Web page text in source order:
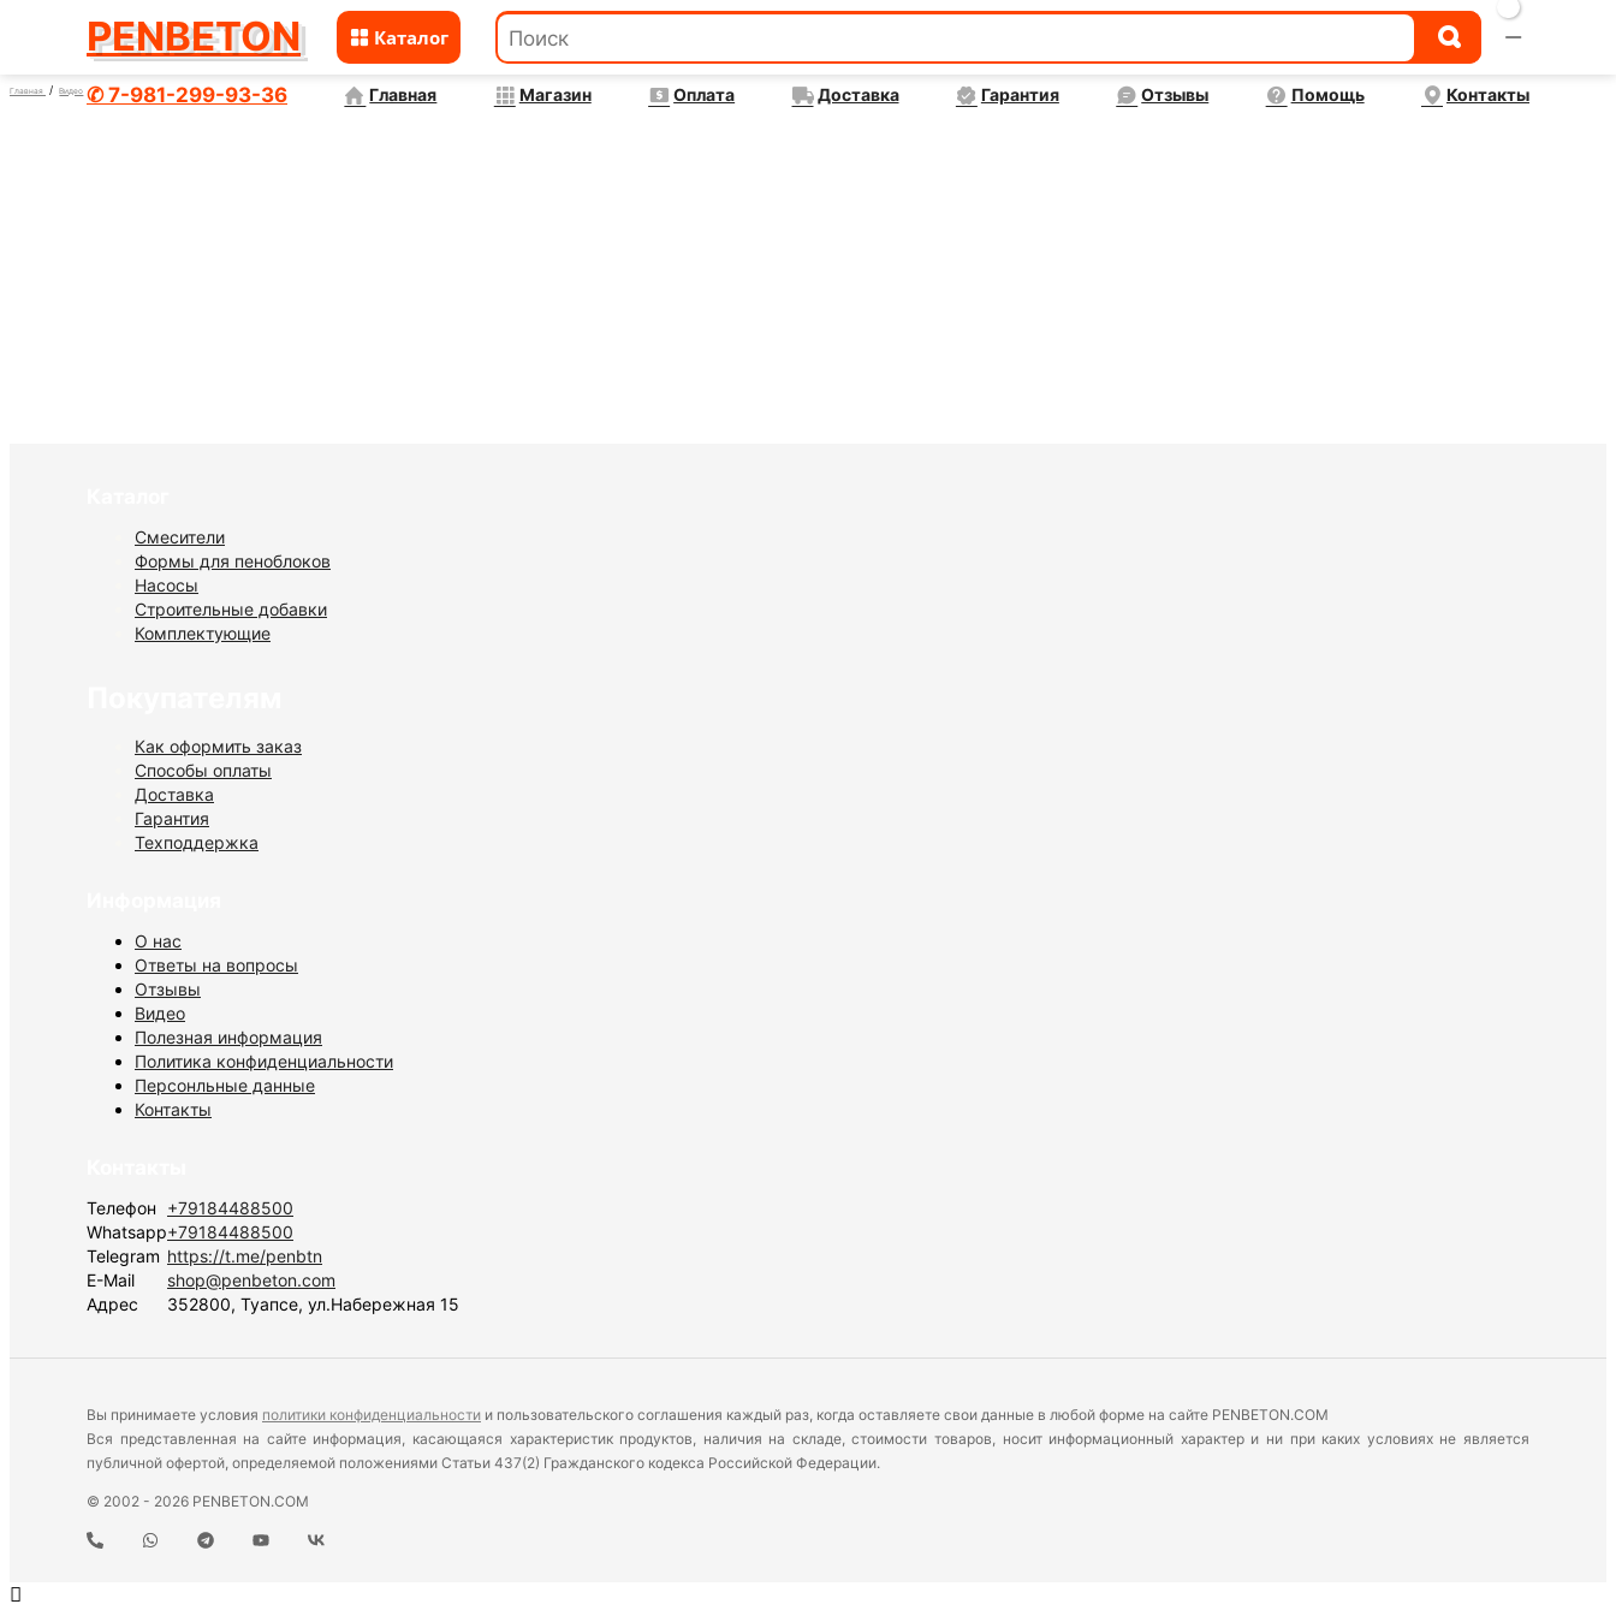
✆ 7-981-299-93-36 Главная Магазин Оплата Доставка Гарантия Отзывы Помощь Контакты
PENBETON Каталог 
к
Главная Видео
Смесители
Формы для пеноблоков
Насосы
Строительные добавки
Комплектующие
Как оформить заказ
Способы оплаты
Доставка
Гарантия
Техподдержка
О нас
Ответы на вопросы
Отзывы
Видео
Полезная информация
Политика конфиденциальности
Персонльные данные
Контакты
Телефон
+79184488500
Whatsapp+79184488500
Telegram https://t.me/penbtn
E-Mail
shop@penbeton.com
Адрес
352800, Туапсе, ул.Набережная 15
Вы принимаете условия политики конфиденциальности и пользовательского соглашения каждый раз, когда оставляете свои данные в любой форме на сайте PENBETON.COM
Вся представленная на сайте информация, касающаяся характеристик продуктов, наличия на складе, стоимости товаров, носит информационный характер и ни при каких условиях не является
публичной офертой, определяемой положениями Статьи 437(2) Гражданского кодекса Российской Федерации.
© 2002 - 2026 PENBETON.COM